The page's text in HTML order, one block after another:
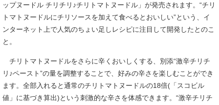
ップヌードル チリチリ♪チリトマトヌードル」が発売されます。“チリ
トマトヌードルにチリソースを加えて食べるとおいしい”という、イ
ンターネット上で人気のちょい足しレシピに注目して開発したとのこ
と。
チリトマトヌードルをさらに辛くおいしくする、別添“激辛チリチ
リ♪ペースト”の量を調整することで、好みの辛さを楽しむことができ
ます。全部入れると通常のチリトマトヌードルの18倍(「スコビル
値」に基づき算出)という刺激的な辛さを体感できます。“激辛チリチ